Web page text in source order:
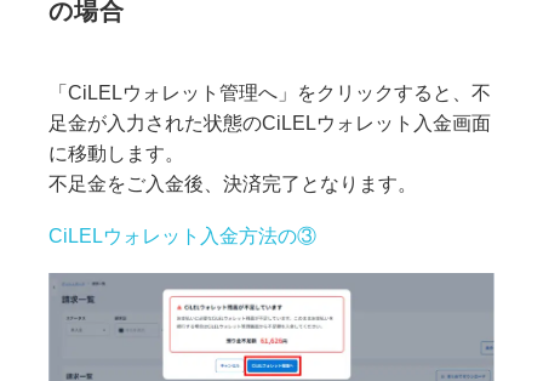
の場合
「CiLELウォレット管理へ」をクリックすると、不
足金が入力された状態のCiLELウォレット入金画面
に移動します。
不足金をご入金後、決済完了となります。
CiLELウォレット入金方法の③